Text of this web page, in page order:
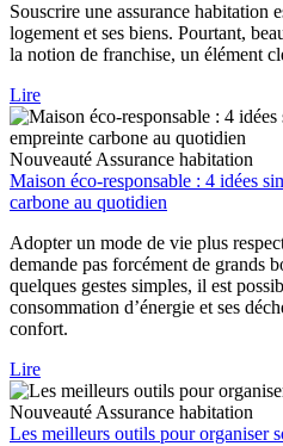
Souscrire une assurance habitation
logement et ses biens. Pourtant,
la notion de franchise, un élément
Lire
Nouveauté Assurance habitation
Maison éco-responsable : 4 idées
carbone au quotidien
Adopter un mode de vie plus
demande pas forcément de grands
quelques gestes simples, il est
consommation d’énergie et ses
confort.
Lire
Nouveauté Assurance habitation
Les meilleurs outils pour organiser